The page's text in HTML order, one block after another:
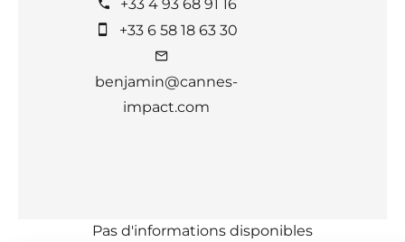
+33 4 93 68 91 16
+33 6 58 18 63 30
benjamin@cannes-
impact.com
Pas d'informations disponibles